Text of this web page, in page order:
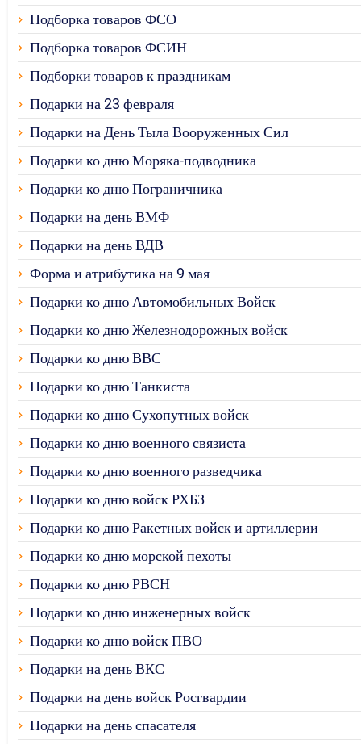
Подборка товаров ФСО
Подборка товаров ФСИН
Подборки товаров к праздникам
Подарки на 23 февраля
Подарки на День Тыла Вооруженных Сил
Подарки ко дню Моряка-подводника
Подарки ко дню Пограничника
Подарки на день ВМФ
Подарки на день ВДВ
Форма и атрибутика на 9 мая
Подарки ко дню Автомобильных Войск
Подарки ко дню Железнодорожных войск
Подарки ко дню ВВС
Подарки ко дню Танкиста
Подарки ко дню Сухопутных войск
Подарки ко дню военного связиста
Подарки ко дню военного разведчика
Подарки ко дню войск РХБЗ
Подарки ко дню Ракетных войск и артиллерии
Подарки ко дню морской пехоты
Подарки ко дню РВСН
Подарки ко дню инженерных войск
Подарки ко дню войск ПВО
Подарки на день ВКС
Подарки на день войск Росгвардии
Подарки на день спасателя